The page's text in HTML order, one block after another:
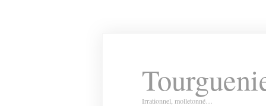
Irrationnel, molletonné…